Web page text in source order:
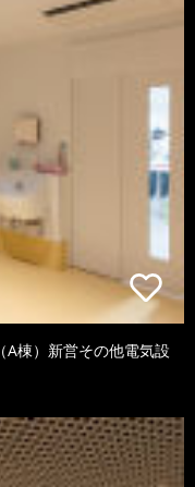
棟）新営その他電気設